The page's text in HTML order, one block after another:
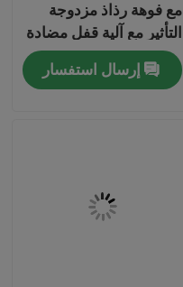
مع فوهة رذاذ مزدوجة
التأثير مع آلية قفل مضادة
للتسرب وأنبوب تمديد
متكاملإرسال استفسار